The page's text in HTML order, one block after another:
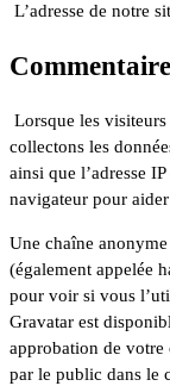
L’adresse de notre
Lorsque les
collectons les
ainsi que l’adresse
navigateur pour
Une chaîne
(également appelée
pour voir si vous
Gravatar est
approbation de
par le public dans le